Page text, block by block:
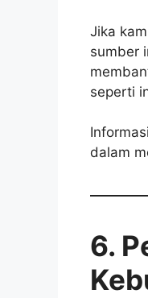
Jika
sumber
seperti
dalam
6.